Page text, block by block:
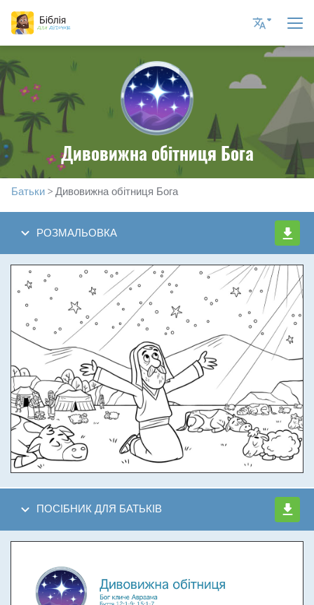
English UK
English US
Spanish
Current Language
Дивовижна обітниця Бога
Батьки > Дивовижна обітниця Бога
РОЗМАЛЬОВКА
ПОСІБНИК ДЛЯ БАТЬКІВ